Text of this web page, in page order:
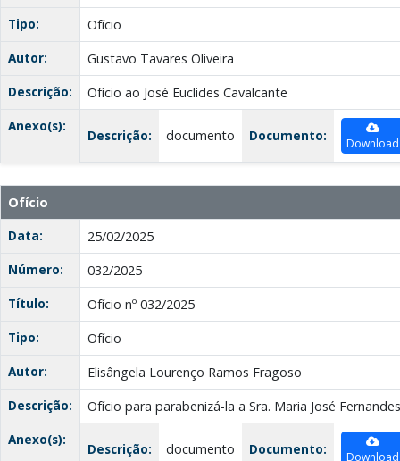
Tipo:
Ofício
Autor:
Gustavo Tavares Oliveira
Descrição:
Ofício ao José Euclides Cavalcante
Anexo(s):
Descrição: documento Documento: Download
Ofício
Data:
25/02/2025
Número:
032/2025
Título:
Ofício nº 032/2025
Tipo:
Ofício
Autor:
Elisângela Lourenço Ramos Fragoso
Descrição:
Ofício para parabenizá-la a Sra. Maria José
Anexo(s):
Descrição: documento Documento: Download